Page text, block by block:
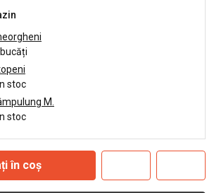
stoc
M.
stoc
în coș